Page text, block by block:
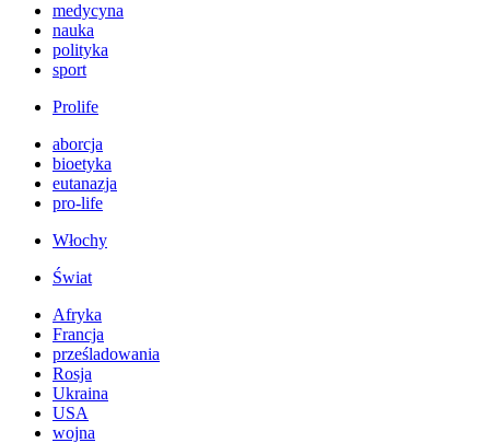
medycyna
nauka
polityka
sport
Prolife
aborcja
bioetyka
eutanazja
pro-life
Włochy
Świat
Afryka
Francja
prześladowania
Rosja
Ukraina
USA
wojna